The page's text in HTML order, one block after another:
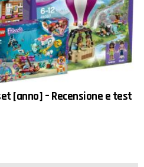
[anno] – Recensione e test